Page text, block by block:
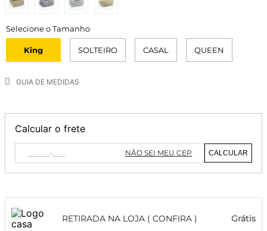
King SOLTEIRO CASAL QUEEN
GUIA DE MEDIDAS
Calcular o frete
NÃO SEI MEU CEP CALCULAR
RETIRADA NA LOJA ( CONFIRA ) Grátis